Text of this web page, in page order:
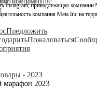
Instagram, принадлежащая компании
компания Meta Inc на
Предложить
Пожаловаться
- 2023
марафон 2023